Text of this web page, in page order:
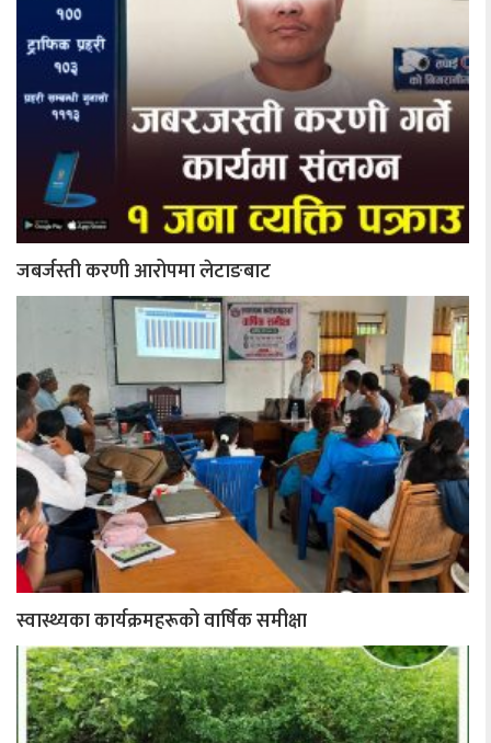
जबर्जस्ती करणी आरोपमा लेटाङबाट
स्वास्थ्यका कार्यक्रमहरूको वार्षिक समीक्षा